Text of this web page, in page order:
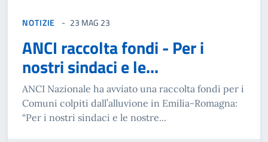
NOTIZIE 23 MAG 23
ANCI raccolta fondi - Per i
nostri sindaci e le...
ANCI Nazionale ha avviato una raccolta fondi per i
Comuni colpiti dall’alluvione in Emilia-Romagna:
“Per i nostri sindaci e le nostre...